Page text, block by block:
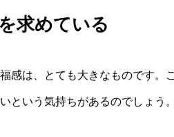
求めている
感は、とても大きなものです。
という気持ちがあるのでしょう。